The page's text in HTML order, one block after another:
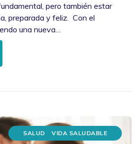
pero también estar
preparada y feliz. Con el
una nueva…
SALUD VIDA SALUDABLE